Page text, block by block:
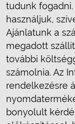
tudunk
használjuk,
Ajánlatunk a
megadott
további
számolnia. Az
rendelkezésre
bonyolult